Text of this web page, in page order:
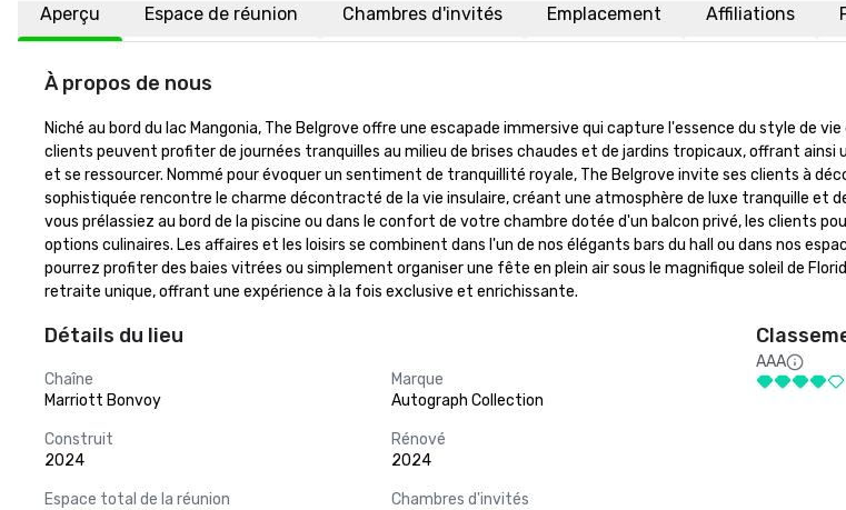
Aperçu Espace de réunion Chambres d'invités Emplacement Affiliations
À propos de nous
Niché au bord du lac Mangonia, The Belgrove offre une escapade immersive qui capture l'essence du style de
clients peuvent profiter de journées tranquilles au milieu de brises chaudes et de jardins tropicaux, offrant ainsi
et se ressourcer. Nommé pour évoquer un sentiment de tranquillité royale, The Belgrove invite ses clients à
sophistiquée rencontre le charme décontracté de la vie insulaire, créant une atmosphère de luxe tranquille et
vous prélassiez au bord de la piscine ou dans le confort de votre chambre dotée d'un balcon privé, les clients
options culinaires. Les affaires et les loisirs se combinent dans l'un de nos élégants bars du hall ou dans nos
pourrez profiter des baies vitrées ou simplement organiser une fête en plein air sous le magnifique soleil de
retraite unique, offrant une expérience à la fois exclusive et enrichissante.
Détails du lieu
Chaîne
Marriott Bonvoy
Marque
Autograph Collection
Construit
2024
Rénové
2024
Espace total de la réunion
Chambres d'invités
AAA